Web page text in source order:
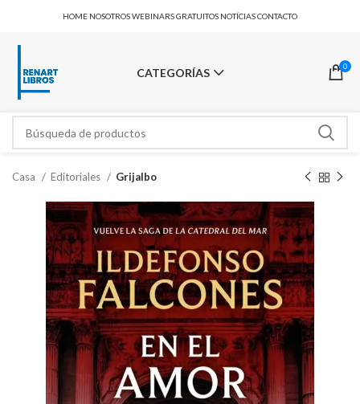
HOME NOSOTROSWEBINARS GRATUITOS NOTÍCIASCONTACTO
CATEGORÍAS 0
Casa Editoriales Grijalbo